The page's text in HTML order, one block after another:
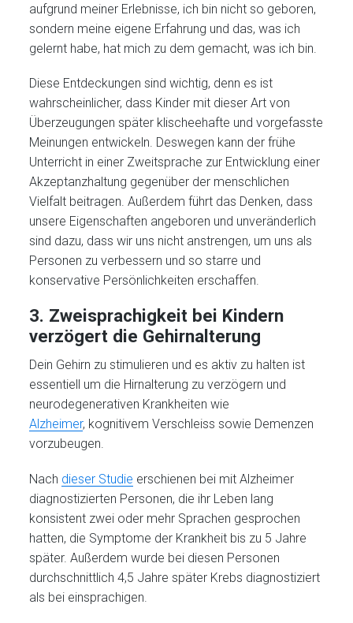
aufgrund meiner Erlebnisse, ich bin nicht so geboren,
sondern meine eigene Erfahrung und das, was ich
gelernt habe, hat mich zu dem gemacht, was ich bin.
Diese Entdeckungen sind wichtig, denn es ist
wahrscheinlicher, dass Kinder mit dieser Art von
Überzeugungen später klischeehafte und vorgefasste
Meinungen entwickeln. Deswegen kann der frühe
Unterricht in einer Zweitsprache zur Entwicklung einer
Akzeptanzhaltung gegenüber der menschlichen
Vielfalt beitragen. Außerdem führt das Denken, dass
unsere Eigenschaften angeboren und unveränderlich
sind dazu, dass wir uns nicht anstrengen, um uns als
Personen zu verbessern und so starre und
konservative Persönlichkeiten erschaffen.
3. Zweisprachigkeit bei Kindern
verzögert die Gehirnalterung
Dein Gehirn zu stimulieren und es aktiv zu halten ist
essentiell um die Hirnalterung zu verzögern und
neurodegenerativen Krankheiten wie
Alzheimer, kognitivem Verschleiss sowie Demenzen
vorzubeugen.
Nach dieser Studie erschienen bei mit Alzheimer
diagnostizierten Personen, die ihr Leben lang
konsistent zwei oder mehr Sprachen gesprochen
hatten, die Symptome der Krankheit bis zu 5 Jahre
später. Außerdem wurde bei diesen Personen
durchschnittlich 4,5 Jahre später Krebs diagnostiziert
als bei einsprachigen.